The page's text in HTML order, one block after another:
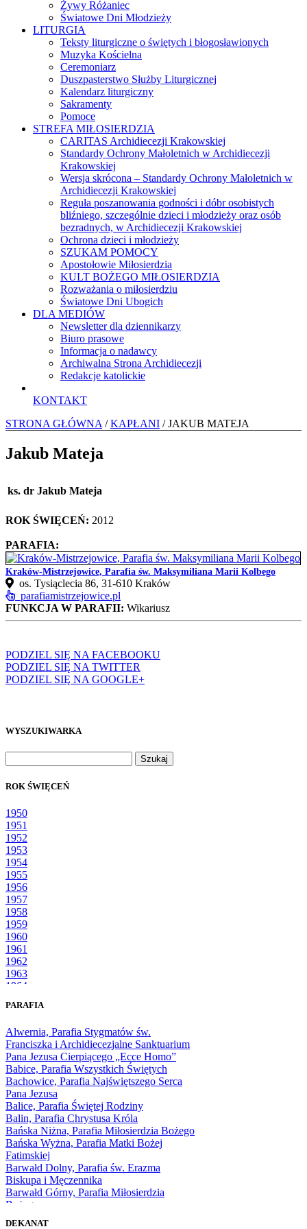
Żywy Różaniec
Światowe Dni Młodzieży
LITURGIA
Teksty liturgiczne o świętych i błogosławionych
Muzyka Kościelna
Ceremoniarz
Duszpasterstwo Służby Liturgicznej
Kalendarz liturgiczny
Sakramenty
Pomoce
STREFA MIŁOSIERDZIA
CARITAS Archidiecezji Krakowskiej
Standardy Ochrony Małoletnich w Archidiecezji
Krakowskiej
Wersja skrócona – Standardy Ochrony Małoletnich w
Archidiecezji Krakowskiej
Reguła poszanowania godności i dóbr osobistych
bliźniego, szczególnie dzieci i młodzieży oraz osób
bezradnych, w Archidiecezji Krakowskiej
Ochrona dzieci i młodzieży
SZUKAM POMOCY
Apostołowie Miłosierdzia
KULT BOŻEGO MIŁOSIERDZIA
Rozważania o miłosierdziu
Światowe Dni Ubogich
DLA MEDIÓW
Newsletter dla dziennikarzy
Biuro prasowe
Informacja o nadawcy
Archiwalna Strona Archidiecezji
Redakcje katolickie
KONTAKT
STRONA GŁÓWNA /KAPŁANI / JAKUB MATEJA
Jakub Mateja
ks. dr Jakub Mateja
ROK ŚWIĘCEŃ: 2012
PARAFIA:
Kraków-Mistrzejowice, Parafia św. Maksymiliana Marii Kolbego
os. Tysiąclecia 86, 31-610 Kraków
parafiamistrzejowice.pl
FUNKCJA W PARAFII: Wikariusz
PODZIEL SIĘ NA FACEBOOKU
PODZIEL SIĘ NA TWITTER
PODZIEL SIĘ NA GOOGLE+
WYSZUKIWARKA
ROK ŚWIĘCEŃ
1950
1951
1952
1953
1954
1955
1956
1957
1958
1959
1960
1961
1962
1963
1964
1966
1968
1969
1970
1971
1972
1973
1974
1975
1976
1977
1978
1979
1980
1981
1983
PARAFIA
Alwernia, Parafia Stygmatów św.
Franciszka i Archidiecezjalne Sanktuarium
Pana Jezusa Cierpiącego „Ecce Homo”
Babice, Parafia Wszystkich Świętych
Bachowice, Parafia Najświętszego Serca
Pana Jezusa
Balice, Parafia Świętej Rodziny
Balin, Parafia Chrystusa Króla
Bańska Niżna, Parafia Miłosierdzia Bożego
Bańska Wyżna, Parafia Matki Bożej
Fatimskiej
Barwałd Dolny, Parafia św. Erazma
Biskupa i Męczennika
Barwałd Górny, Parafia Miłosierdzia
Bożego
DEKANAT